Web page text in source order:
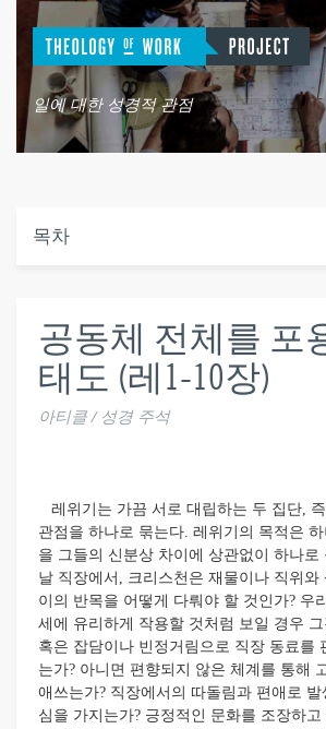
일에 대한 성경적 관점
목차
공동체 전체를 포
태도 (레1-10장)
아티클 / 성경 주석
레위기는 가끔 서로 대립하는 두 집단,
관점을 하나로 묶는다. 레위기의 목적은
을 그들의 신분상 차이에 상관없이 하나로
날 직장에서, 크리스천은 재물이나 직위와
이의 반목을 어떻게 다뤄야 할 것인가? 우
세에 유리하게 작용할 것처럼 보일 경우
혹은 잡담이나 빈정거림으로 직장 동료를
는가? 아니면 편향되지 않은 체계를 통해
애쓰는가? 직장에서의 따돌림과 편애로
심을 가지는가? 긍정적인 문화를 조장하